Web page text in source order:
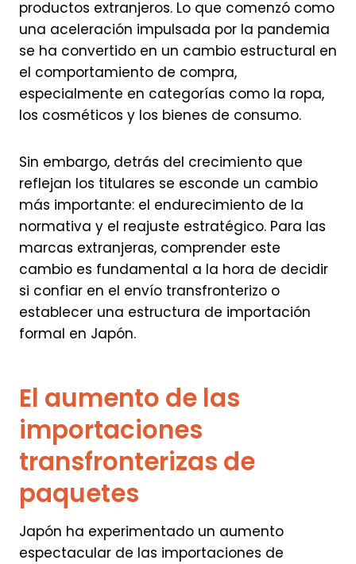
productos extranjeros. Lo que comenzó como
una aceleración impulsada por la pandemia
se ha convertido en un cambio estructural en
el comportamiento de compra,
especialmente en categorías como la ropa,
los cosméticos y los bienes de consumo.
Sin embargo, detrás del crecimiento que
reflejan los titulares se esconde un cambio
más importante: el endurecimiento de la
normativa y el reajuste estratégico. Para las
marcas extranjeras, comprender este
cambio es fundamental a la hora de decidir
si confiar en el envío transfronterizo o
establecer una estructura de importación
formal en Japón.
El aumento de las
importaciones
transfronterizas de
paquetes
Japón ha experimentado un aumento
espectacular de las importaciones de